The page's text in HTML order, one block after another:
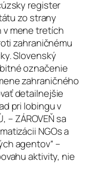
register
zo strany
v mene tretích
zahraničnému
Slovenský
označenie
zahraničného
detailnejšie
pri lobingu v
– ZÁROVEŇ sa
NGOs a
agentov“ –
aktivity, nie